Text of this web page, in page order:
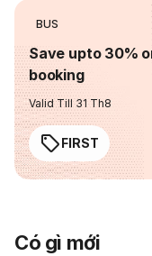
BUS
Save upto 30%
booking
Valid Till 31 Th8
FIRST
Có gì mới